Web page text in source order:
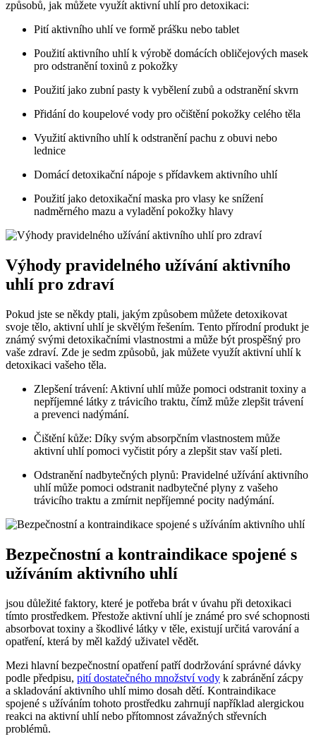
způsobů, jak můžete využít aktivní uhlí pro detoxikaci:
Pití aktivního uhlí ve formě prášku nebo tablet
Použití aktivního uhlí k výrobě domácích obličejových masek
pro odstranění toxinů z pokožky
Použití jako zubní pasty k vybělení zubů a odstranění skvrn
Přidání do koupelové vody pro očištění pokožky celého těla
Využití aktivního uhlí k odstranění pachu z obuvi nebo
lednice
Domácí detoxikační nápoje s přídavkem aktivního uhlí
Použití jako detoxikační maska pro vlasy ke snížení
nadměrného mazu a vyladění pokožky hlavy
Výhody pravidelného užívání aktivního
uhlí pro zdraví
Pokud jste se někdy ptali, jakým způsobem můžete detoxikovat
svoje tělo, aktivní uhlí je skvělým řešením. Tento přírodní produkt je
známý svými detoxikačními vlastnostmi a může být prospěšný pro
vaše zdraví. Zde je sedm způsobů, jak můžete využít aktivní uhlí k
detoxikaci vašeho těla.
Zlepšení trávení: Aktivní uhlí může pomoci odstranit toxiny a
nepříjemné látky z trávicího traktu, čímž může zlepšit trávení
a prevenci nadýmání.
Čištění kůže: Díky svým absorpčním vlastnostem může
aktivní uhlí pomoci vyčistit póry a zlepšit stav vaší pleti.
Odstranění nadbytečných plynů: Pravidelné užívání aktivního
uhlí může pomoci odstranit nadbytečné plyny z vašeho
trávicího traktu a zmírnit nepříjemné pocity nadýmání.
Bezpečnostní a kontraindikace spojené s
užíváním aktivního uhlí
jsou důležité faktory, které je potřeba brát v úvahu při detoxikaci
tímto prostředkem. Přestože aktivní uhlí je známé pro své schopnosti
absorbovat toxiny a škodlivé látky v těle, existují určitá varování a
opatření, která by měl každý uživatel vědět.
Mezi hlavní bezpečnostní opatření patří dodržování správné dávky
podle předpisu, pití dostatečného množství vody k zabránění zácpy
a skladování aktivního uhlí mimo dosah dětí. Kontraindikace
spojené s užíváním tohoto prostředku zahrnují například alergickou
reakci na aktivní uhlí nebo přítomnost závažných střevních
problémů.